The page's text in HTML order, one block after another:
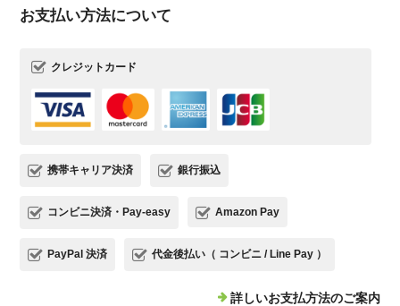
お支払い方法について
クレジットカード
携帯キャリア決済 銀行振込
コンビニ決済・Pay-easy Amazon Pay
PayPal 決済 代金後払い（ コンビニ / Line Pay ）
詳しいお支払方法のご案内